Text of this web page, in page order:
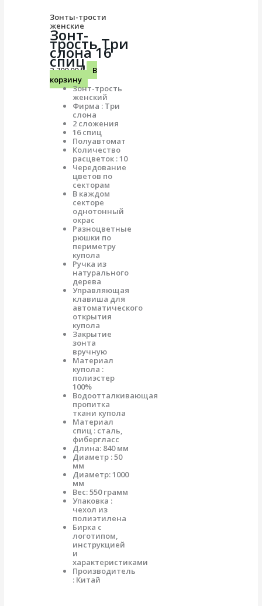
Зонты-трости
женские
Зонт-
трость Три
слона 16
спиц
2,700.00₽
В
корзину
Зонт-трость
женский
Фирма : Три
слона
2 сложения
16 спиц
Полуавтомат
Количество
расцветок : 10
Чередование
цветов по
секторам
В каждом
секторе
однотонный
окрас
Разноцветные
рюшки по
периметру
купола
Ручка из
натурального
дерева
Управляющая
клавиша для
автоматического
открытия
купола
Закрытие
зонта
вручную
Материал
купола :
полиэстер
100%
Водоотталкивающая
пропитка
ткани купола
Материал
спиц : сталь,
фибергласс
Длина: 840 мм
Диаметр : 50
мм
Диаметр: 1000
мм
Вес: 550 грамм
Упаковка :
чехол из
полиэтилена
Бирка с
логотипом,
инструкцией
и
характеристиками
Производитель
: Китай